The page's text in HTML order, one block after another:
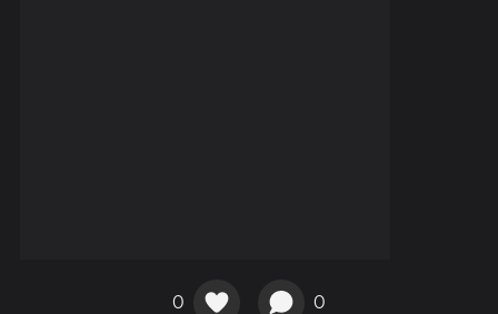
0 0